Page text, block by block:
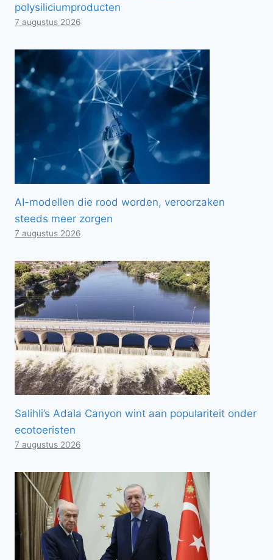
polysiliciumproducten
7 augustus 2026
AI-modellen die rood worden, veroorzaken
steeds meer zorgen
7 augustus 2026
Salihli’s Adala Canyon wint aan populariteit onder
ecotoeristen
7 augustus 2026